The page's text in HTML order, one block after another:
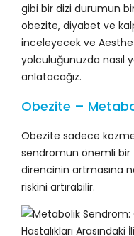
gibi bir dizi durumun
obezite, diyabet ve
inceleyecek ve
yolculuğunuzda nasıl
anlatacağız.
Obezite –
Obezite sadece
sendromun önemli bir
direncinin artmasına
riskini artırabilir.